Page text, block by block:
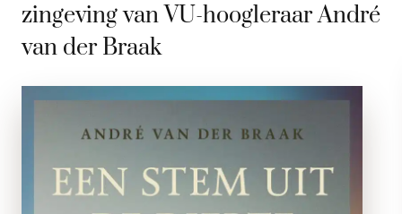
zingeving van VU-hoogleraar André
van der Braak